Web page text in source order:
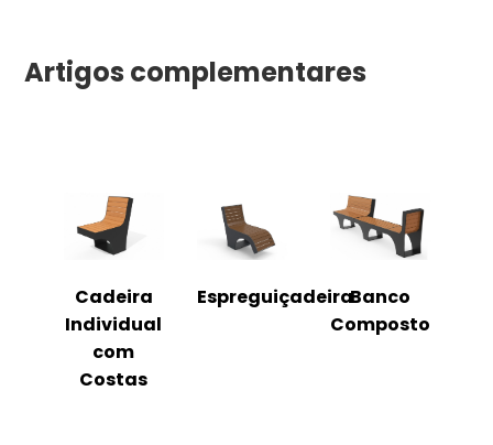
Artigos complementares
Cadeira
Individual
com
Costas
EspreguiçadeiraBanco
Composto